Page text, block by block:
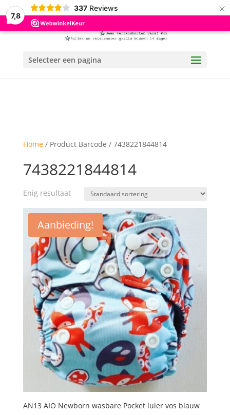
7,8
337 Reviews ×
Selecteer een pagina
Home/ Product Barcode / 7438221844814
7438221844814
Enig resultaat
Aanbieding!
AN13 AIO Newborn wasbare Pocket luier vos blauw